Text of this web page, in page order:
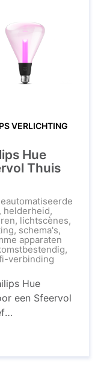
VERLICHTING
Hue
Thuis
, helderheid,
, lichtscènes,
, schema's,
apparaten
,
verbinding
Hue
een Sfeervol
Met Philips
aan uw